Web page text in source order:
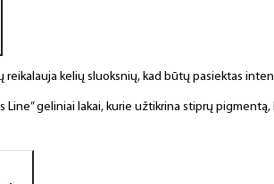
reikalauja kelių sluoksnių, kad būtų pasiektas
Line” geliniai lakai, kurie užtikrina stiprų